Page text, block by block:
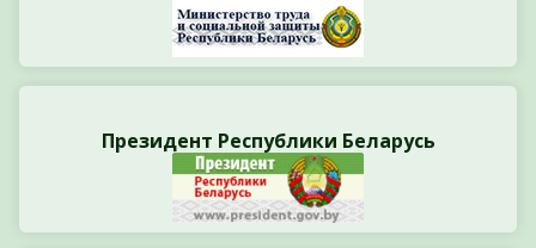
Президент Республики Беларусь